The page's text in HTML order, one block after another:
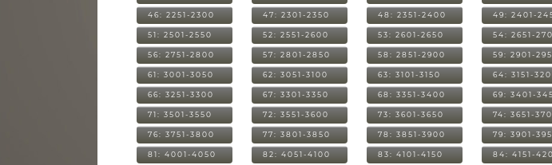
46: 2251-2300 47: 2301-2350 48: 2351-2400 49: 2401-
51: 2501-2550 52: 2551-2600 53: 2601-2650 54: 2651-
56: 2751-2800 57: 2801-2850 58: 2851-2900 59: 2901-
61: 3001-3050 62: 3051-3100 63: 3101-3150 64: 3151-
66: 3251-3300 67: 3301-3350 68: 3351-3400 69: 3401-
71: 3501-3550 72: 3551-3600 73: 3601-3650 74: 3651-
76: 3751-3800 77: 3801-3850 78: 3851-3900 79: 3901-
81: 4001-4050 82: 4051-4100 83: 4101-4150 84: 4151-